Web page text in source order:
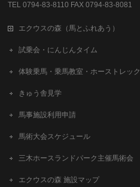
TEL 0794-83-8110 FAX 0794-83-8081
エクウスの森（馬とふれあう）
試乗会・にんじんタイム
体験乗馬・乗馬教室・ホーストレック
きゅう舎見学
馬事施設利用申請
馬術大会スケジュール
三木ホースランドパーク主催馬術会
エクウスの森 施設マップ